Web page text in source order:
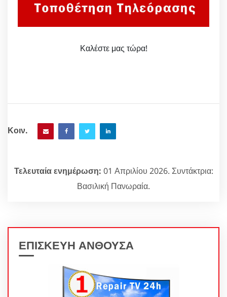
Καλέστε μας τώρα!
Κοιν.
Τελευταία ενημέρωση: 01 Απριλίου 2026. Συντάκτρια:
Βασιλική Πανωραία.
ΕΠΙΣΚΕΥΗ ΑΝΘΟΥΣΑ